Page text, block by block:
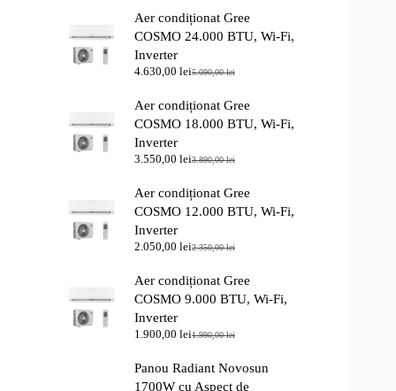
Aer condiționat Gree
COSMO 24.000 BTU, Wi-Fi,
Inverter
5.090,00lei
Prețul
a
fost:
4.630,00 lei
Prețul
este:
4.630,00 lei.
Aer condiționat Gree
COSMO 18.000 BTU, Wi-Fi,
Inverter
3.890,00lei
Prețul
a
fost:
3.550,00 lei
Prețul
este:
3.550,00 lei.
Aer condiționat Gree
COSMO 12.000 BTU, Wi-Fi,
Inverter
2.350,00lei
Prețul
a
fost:
2.050,00 lei
Prețul
este:
2.050,00 lei.
Aer condiționat Gree
COSMO 9.000 BTU, Wi-Fi,
Inverter
1.990,00lei
Prețul
a
fost:
1.900,00 lei
Prețul
este:
1.900,00 lei.
Panou Radiant Novosun
1700W cu Aspect de